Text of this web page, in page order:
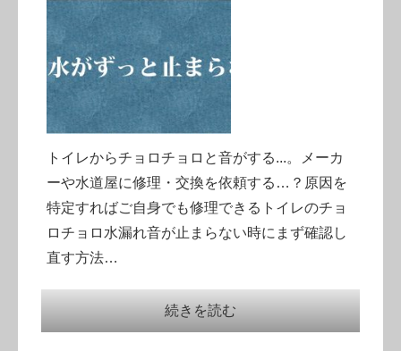
トイレからチョロチョロと音がする...。メーカ
ーや水道屋に修理・交換を依頼する…？原因を
特定すればご自身でも修理できるトイレのチョ
ロチョロ水漏れ音が止まらない時にまず確認し
直す方法…
続きを読む